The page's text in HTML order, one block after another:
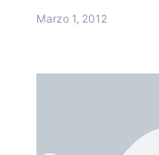
Marzo 1, 2012